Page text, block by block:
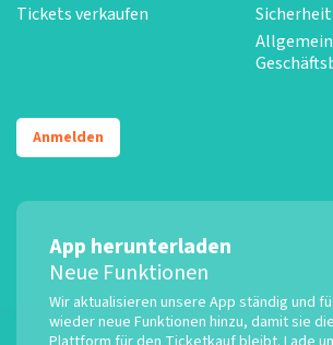
Tickets verkaufen
Anmelden
App herunterladen
Neue Funktionen
Wir aktualisieren unsere App ständig und
wieder neue Funktionen hinzu, damit sie